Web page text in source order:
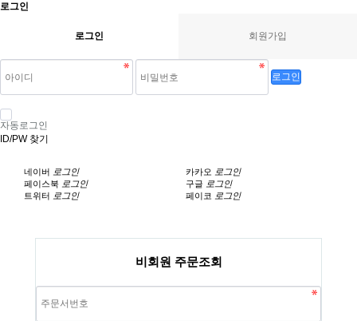
로그인
로그인 회원가입
로그인
자동로그인
ID/PW 찾기
네이버 로그인 카카오 로그인
페이스북 로그인 구글 로그인
트위터 로그인 페이코 로그인
비회원 주문조회